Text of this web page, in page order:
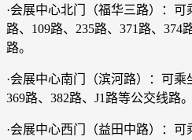
·会展中心北门（福华三路）：可
路、109路、235路、371路、374
路。
·会展中心南门（滨河路）：可乘
369路、382路、J1路等公交线路。
·会展中心西门（益田中路）：可